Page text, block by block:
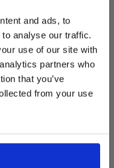
and ads, to
analyse our traffic.
use of our site with
partners who
that you’ve
from your use
TOEVOEGEN
selectie
en Europese
vanHarvink ,
enArtisanzijn nu extra
aanbiedingen zolang
u een vriendelijke
te stellen, met de